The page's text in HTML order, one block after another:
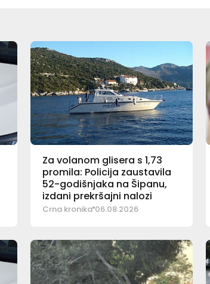
Za volanom glisera s 1,73
promila: Policija zaustavila
52-godišnjaka na Šipanu,
izdani prekršajni nalozi
Crna kronika 06.08.2026